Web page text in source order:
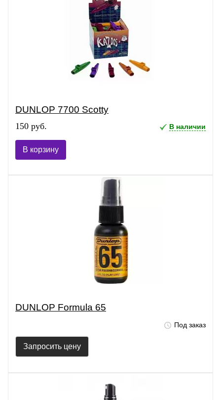
DUNLOP 7700 Scotty
150 руб. В наличии
В корзину
DUNLOP Formula 65
Под заказ
Запросить цену